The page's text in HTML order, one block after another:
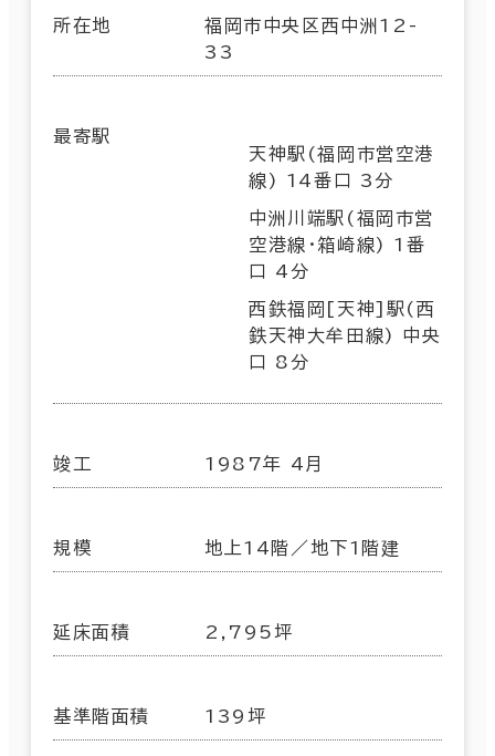
所在地
福岡市中央区西中洲12-
33
最寄駅
天神駅(福岡市営空港
線) 14番口 3分
中洲川端駅(福岡市営
空港線･箱崎線) 1番
口 4分
西鉄福岡[天神]駅(西
鉄天神大牟田線) 中央
口 8分
竣工 1987年 4月
規模 地上14階／地下1階建
延床面積 2,795坪
基準階面積 139坪